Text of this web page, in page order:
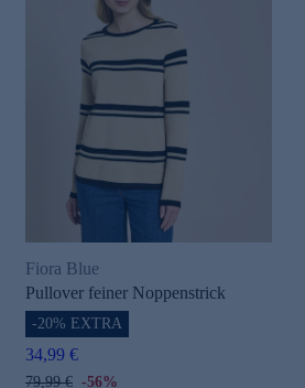
Fiora Blue
Pullover feiner Noppenstrick
-20% EXTRA
34,99 €
79,99 € -56%